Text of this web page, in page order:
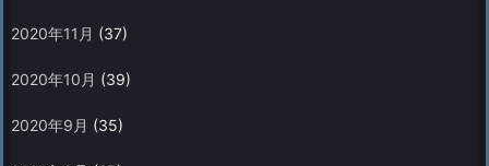
2020年11月 (37)
2020年10月 (39)
2020年9月 (35)